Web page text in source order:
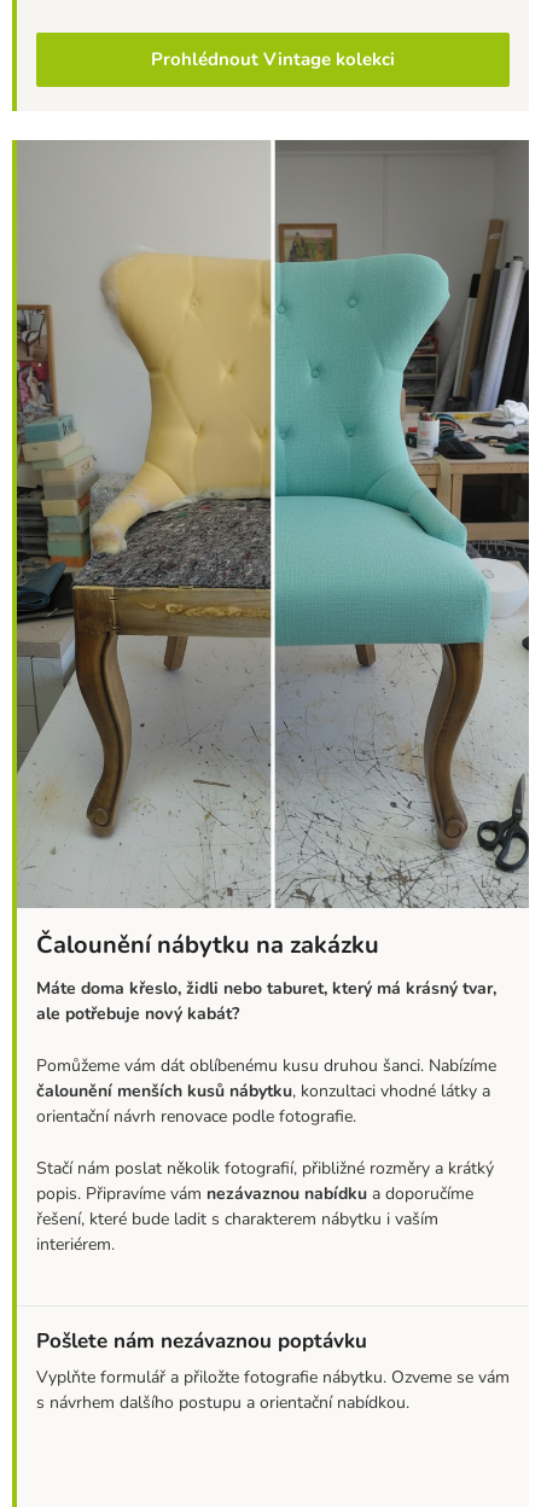
Prohlédnout Vintage kolekci
Čalounění nábytku na zakázku
Máte doma křeslo, židli nebo taburet, který má krásný tvar,
ale potřebuje nový kabát?
Pomůžeme vám dát oblíbenému kusu druhou šanci. Nabízíme
čalounění menších kusů nábytku, konzultaci vhodné látky a
orientační návrh renovace podle fotografie.
Stačí nám poslat několik fotografií, přibližné rozměry a krátký
popis. Připravíme vám nezávaznou nabídku a doporučíme
řešení, které bude ladit s charakterem nábytku i vaším
interiérem.
Pošlete nám nezávaznou poptávku
Vyplňte formulář a přiložte fotografie nábytku. Ozveme se vám
s návrhem dalšího postupu a orientační nabídkou.